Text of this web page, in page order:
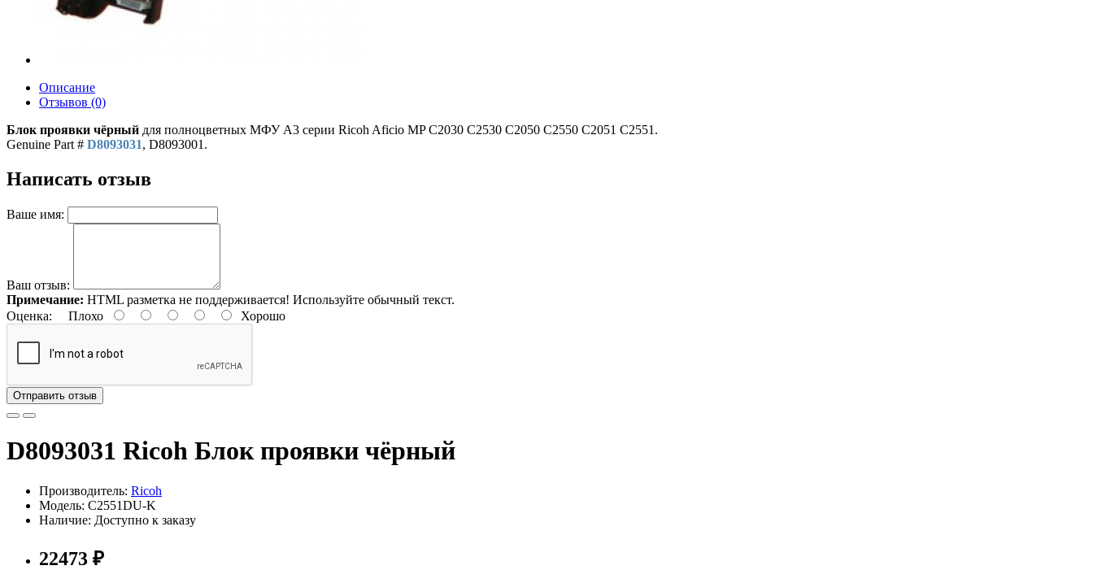
Описание
Отзывов (0)
Блок проявки чёрный для полноцветных МФУ A3 серии Ricoh Aficio MP C2030 C2530 C2050 C2550 С2051 С2551.
Genuine Part # D8093031, D8093001.
Написать отзыв
Ваше имя:
Ваш отзыв:
Примечание: HTML разметка не поддерживается! Используйте обычный текст.
Оценка: Плохо Хорошо
Отправить отзыв
D8093031 Ricoh Блок проявки чёрный
Производитель: Ricoh
Модель: C2551DU-K
Наличие: Доступно к заказу
22473 ₽